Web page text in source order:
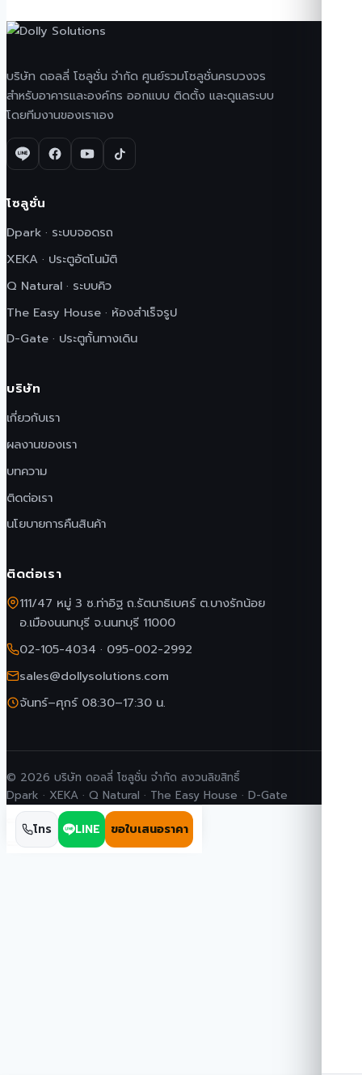
บริษัท ดอลลี่ โซลูชั่น จำกัด ศูนย์รวมโซลูชั่นครบวงจร
สำหรับอาคารและองค์กร ออกแบบ ติดตั้ง และดูแลระบบ
โดยทีมงานของเราเอง
โซลูชั่น
Dpark · ระบบจอดรถ
XEKA · ประตูอัตโนมัติ
Q Natural · ระบบคิว
The Easy House · ห้องสำเร็จรูป
D-Gate · ประตูกั้นทางเดิน
บริษัท
เกี่ยวกับเรา
ผลงานของเรา
บทความ
ติดต่อเรา
นโยบายการคืนสินค้า
ติดต่อเรา
111/47 หมู่ 3 ซ.ท่าอิฐ ถ.รัตนาธิเบศร์ ต.บางรักน้อย
อ.เมืองนนทบุรี จ.นนทบุรี 11000
02-105-4034 · 095-002-2992
sales@dollysolutions.com
จันทร์–ศุกร์ 08:30–17:30 น.
© 2026 บริษัท ดอลลี่ โซลูชั่น จำกัด สงวนลิขสิทธิ์
Dpark · XEKA · Q Natural · The Easy House · D-Gate
โทร LINE ขอใบเสนอราคา